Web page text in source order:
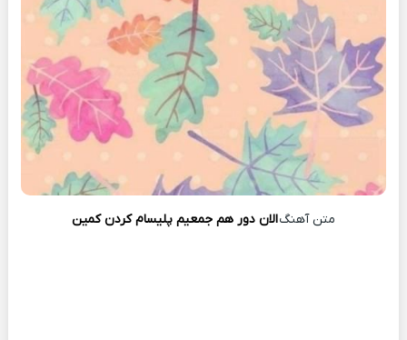
متن آهنگالان دور هم جمعیم پلیسام کردن کمین